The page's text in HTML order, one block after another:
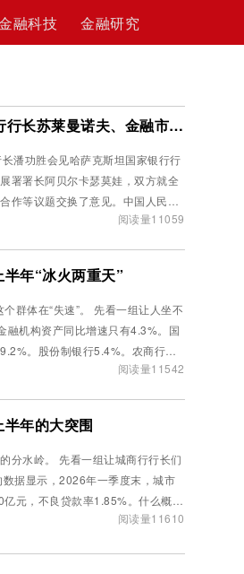
融科技 金融研究
中国人民银行行长潘功胜会见哈萨克斯坦国家银行行长苏莱曼诺夫、金融市场监管和发展署署长阿贝尔卡瑟莫娃
潘功胜会见哈萨克斯坦国家银行行
署署长阿贝尔卡瑟莫娃，双方就全
作等议题交换了意见。中国人民银
阅读量11059
年“冰火两重天”
”。 先看一组让人坐不
。股份制银行5.4%。农商行在
阅读量11542
年的大突围
分水岭。 先看一组让城商行行长们
据显示，2026年一季度末，城市
元，不良贷款率1.85%。什么概
阅读量11610